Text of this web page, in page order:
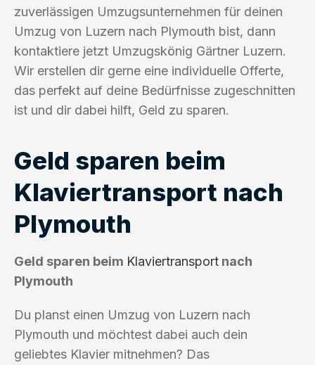
zuverlässigen Umzugsunternehmen für deinen
Umzug von Luzern nach Plymouth bist, dann
kontaktiere jetzt Umzugskönig Gärtner Luzern.
Wir erstellen dir gerne eine individuelle Offerte,
das perfekt auf deine Bedürfnisse zugeschnitten
ist und dir dabei hilft, Geld zu sparen.
Geld sparen beim
Klaviertransport nach
Plymouth
Geld sparen beim Klaviertransport nach
Plymouth
Du planst einen Umzug von Luzern nach
Plymouth und möchtest dabei auch dein
geliebtes Klavier mitnehmen? Das